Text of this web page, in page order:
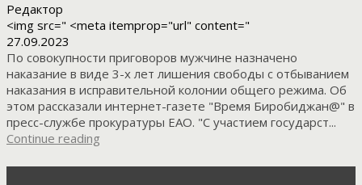
Редактор
<img src=" <meta itemprop="url" content="
27.09.2023
По совокупности приговоров мужчине назначено
наказание в виде 3-х лет лишения свободы с отбыванием
наказания в исправительной колонии общего режима. Об
этом рассказали интернет-газете "Время Биробиджан@" в
пресс-службе прокуратуры ЕАО. "С участием государст...
Continue reading